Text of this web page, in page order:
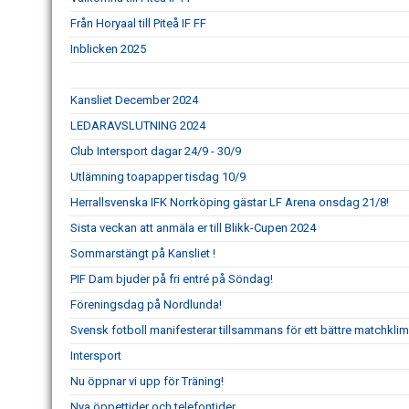
Från Horyaal till Piteå IF FF
Inblicken 2025
Kansliet December 2024
LEDARAVSLUTNING 2024
Club Intersport dagar 24/9 - 30/9
Utlämning toapapper tisdag 10/9
Herrallsvenska IFK Norrköping gästar LF Arena onsdag 21/8!
Sista veckan att anmäla er till Blikk-Cupen 2024
Sommarstängt på Kansliet !
PIF Dam bjuder på fri entré på Söndag!
Föreningsdag på Nordlunda!
Svensk fotboll manifesterar tillsammans för ett bättre
Intersport
Nu öppnar vi upp för Träning!